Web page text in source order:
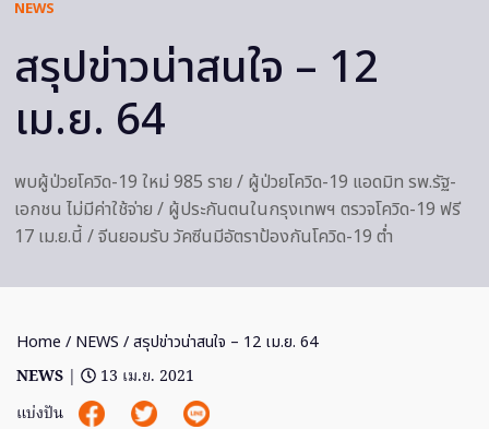
NEWS
สรุปข่าวน่าสนใจ – 12
เม.ย. 64
พบผู้ป่วยโควิด-19 ใหม่ 985 ราย / ผู้ป่วยโควิด-19 แอดมิท รพ.รัฐ-
เอกชน ไม่มีค่าใช้จ่าย / ผู้ประกันตนในกรุงเทพฯ ตรวจโควิด-19 ฟรี
17 เม.ย.นี้ / จีนยอมรับ วัคซีนมีอัตราป้องกันโควิด-19 ต่ำ
Home / NEWS / สรุปข่าวน่าสนใจ – 12 เม.ย. 64
NEWS |
13 เม.ย. 2021
แบ่งปัน